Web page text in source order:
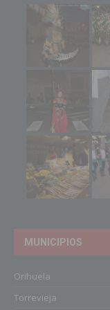
MUNICIPIOS
Orihuela
Torrevieja